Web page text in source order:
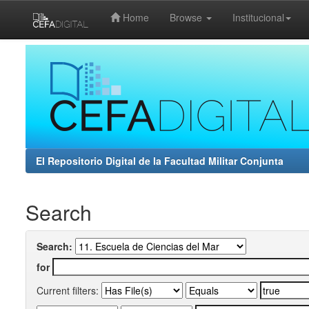
Home Browse Institucional
El Repositorio Digital de la Facultad Militar Conjunta
Search
Search:
for
Current filters: